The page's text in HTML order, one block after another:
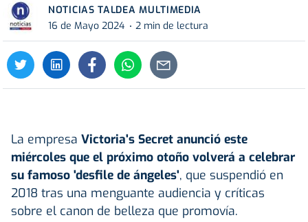
NOTICIAS TALDEA MULTIMEDIA
16 de Mayo 2024
2 min de lectura
La empresa Victoria's Secret anunció este
miércoles que el próximo otoño volverá a celebrar
su famoso 'desfile de ángeles', que suspendió en
2018 tras una menguante audiencia y críticas
sobre el canon de belleza que promovía.